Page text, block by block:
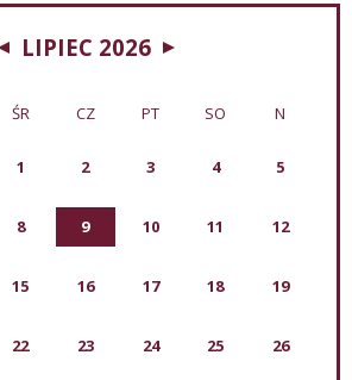
LIPIEC 2026
ŚR CZ PT SO N
1 2 3 4 5
8 9 10 11 12
15 16 17 18 19
22 23 24 25 26